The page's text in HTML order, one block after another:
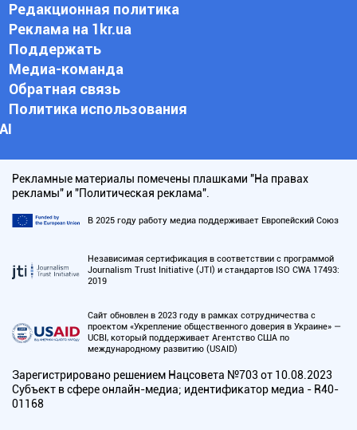
Редакционная политика
Реклама на 1kr.ua
Поддержать
Медиа-команда
Обратная связь
Политика использования
АI
Рекламные материалы помечены плашками "На правах
рекламы" и "Политическая реклама".
В 2025 году работу медиа поддерживает Европейский Союз
Независимая сертификация в соответствии с программой
Journalism Trust Initiative (JTI) и стандартов ISO CWA 17493:
2019
Сайт обновлен в 2023 году в рамках сотрудничества с
проектом «Укрепление общественного доверия в Украине» —
UCBI, который поддерживает Агентство США по
международному развитию (USAID)
Зарегистрировано решением Нацсовета №703 от 10.08.2023
Субъект в сфере онлайн-медиа; идентификатор медиа - R40-
01168